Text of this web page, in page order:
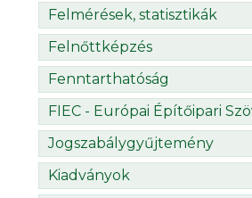
Felmérések, statisztikák
Felnőttképzés
Fenntarthatóság
FIEC - Európai Építőipari
Jogszabálygyűjtemény
Kiadványok